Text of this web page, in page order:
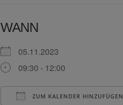
WANN
05.11.2023
09:30 - 12:00
ZUM KALENDER HINZUFÜGEN